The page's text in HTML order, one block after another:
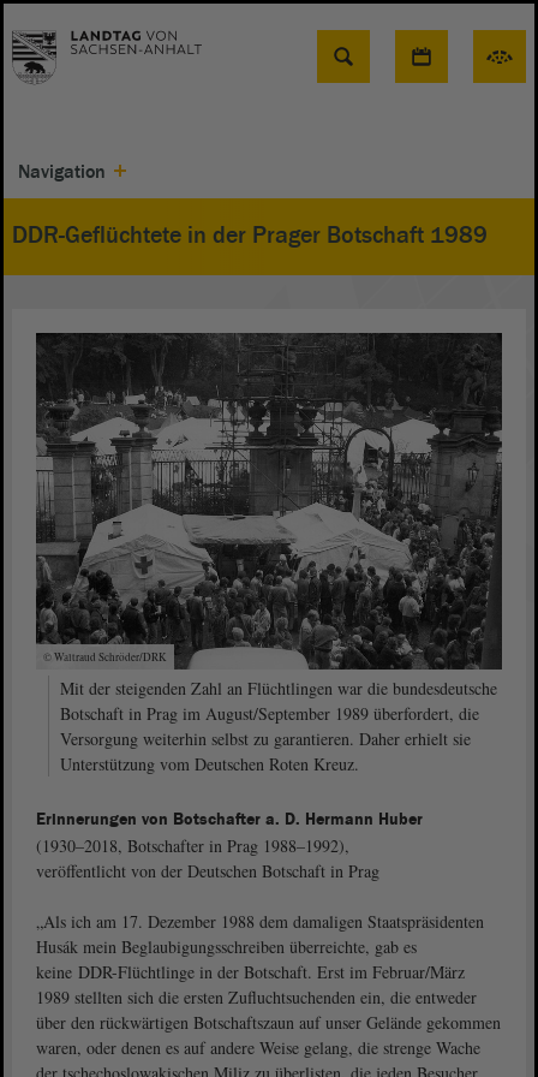
Suche
Navigation
DDR-Geflüchtete in der Prager Botschaft 1989
© Waltraud Schröder/DRK
Mit der steigenden Zahl an Flüchtlingen war die bundesdeutsche
Botschaft in Prag im August/September 1989 überfordert, die
Versorgung weiterhin selbst zu garantieren. Daher erhielt sie
Unterstützung vom Deutschen Roten Kreuz.
Erinnerungen von Botschafter a. D. Hermann Huber
(1930–2018, Botschafter in Prag 1988–1992),
veröffentlicht von der Deutschen Botschaft in Prag
„Als ich am 17. Dezember 1988 dem damaligen Staatspräsidenten
Husák mein Beglaubigungsschreiben überreichte, gab es
keine DDR-Flüchtlinge in der Botschaft. Erst im Februar/März
1989 stellten sich die ersten Zufluchtsuchenden ein, die entweder
über den rückwärtigen Botschaftszaun auf unser Gelände gekommen
waren, oder denen es auf andere Weise gelang, die strenge Wache